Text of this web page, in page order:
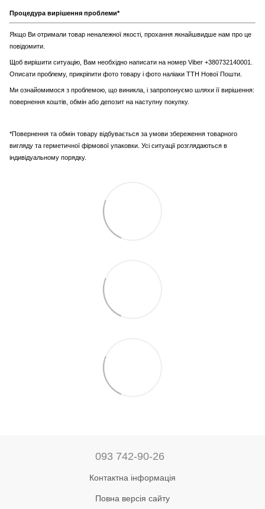
Процедура вирішення проблеми*
Якщо Ви отримали товар неналежної якості, прохання якнайшвидше нам про це
повідомити.
Щоб вирішити ситуацію, Вам необхідно написати на номер Viber +380732140001.
Описати проблему, прикріпити фото товару і фото наліаки ТТН Нової Пошти.
Ми ознайомимося з проблемою, що виникла, і запропонуємо шляхи її вирішення:
повернення коштів, обмін або депозит на наступну покупку.
*Повернення та обмін товару відбувається за умови збереження товарного
вигляду та герметичної фірмової упаковки. Усі ситуації розглядаються в
індивідуальному порядку.
093 742-90-26
Контактна інформація
Повна версія сайту